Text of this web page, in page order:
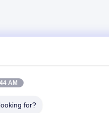
AM
for?